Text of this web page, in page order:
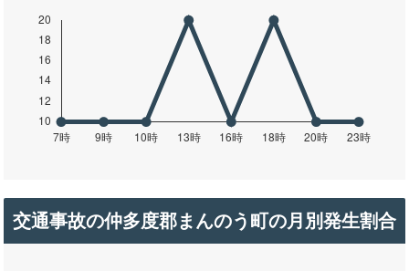
交通事故の仲多度郡まんのう町の月別発生割合